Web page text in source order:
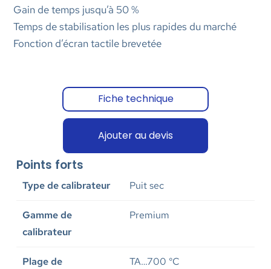
Gain de temps jusqu’à 50 %
Temps de stabilisation les plus rapides du marché
Fonction d’écran tactile brevetée
Fiche technique
Ajouter au devis
Points forts
Type de calibrateur Puit sec
Gamme de
calibrateur
Premium
Plage de
TA…700 °C